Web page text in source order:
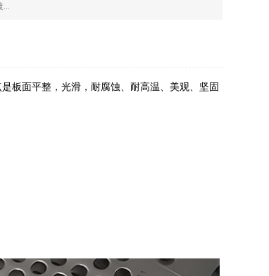
...
板面平整，光滑，耐腐蚀、耐高温、美观、坚固